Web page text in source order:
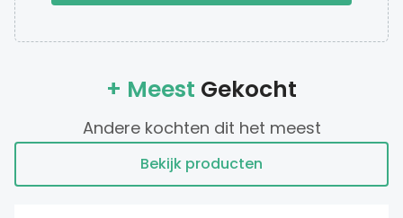
+ Meest Gekocht
Andere kochten dit het meest
Bekijk producten